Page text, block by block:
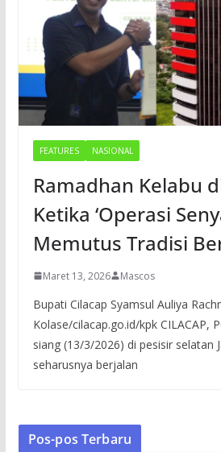
FEATURES NASIONAL
Ramadhan Kelabu
Ketika ‘Operasi
Memutus Tradisi
Maret 13, 2026 Mascos
Bupati Cilacap Syamsul Auliya
Kolase/cilacap.go.id/kpk CILACAP,
siang (13/3/2026) di pesisir selatan
seharusnya berjalan
Pos-pos Terbaru